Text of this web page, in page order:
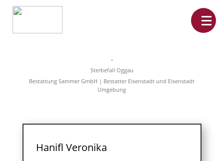
Rat&Hilfe
Sterbefälle
Sterbefall Oggau
Bestattung Sammer GmbH | Bestatter Eisenstadt und Eisenstadt
Umgebung
Hanifl Veronika